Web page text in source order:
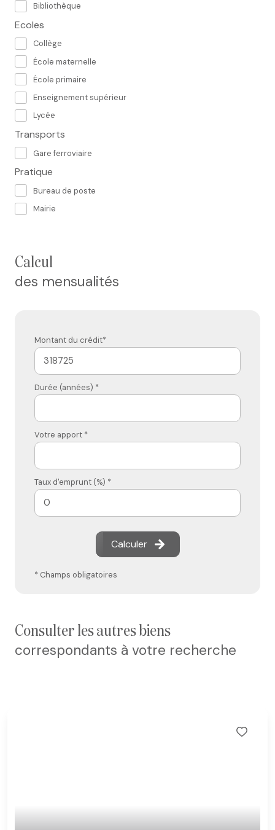
Bibliothèque
Ecoles
Collège
École maternelle
École primaire
Enseignement supérieur
Lycée
Transports
Gare ferroviaire
Pratique
Bureau de poste
Mairie
calcul
des mensualités
Montant du crédit*
Durée (années) *
Votre apport *
Taux d'emprunt (%) *
Calculer
* Champs obligatoires
consulter les autres biens
correspondants à votre recherche